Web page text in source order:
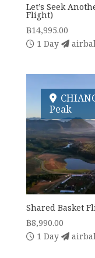
Let’s Seek
Flight)
฿14,995.00
1 Day
Peak
Shared Basket
฿8,990.00
1 Day